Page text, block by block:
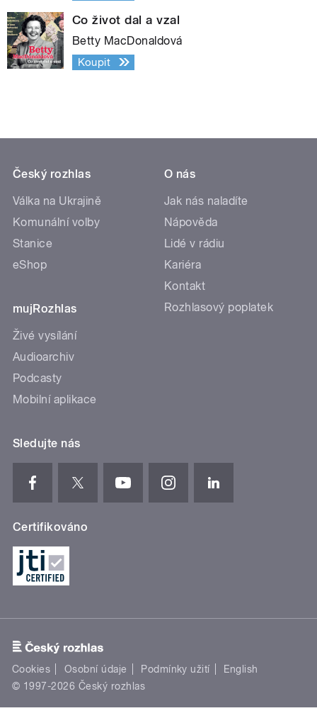
Co život dal a vzal
Betty MacDonaldová
Koupit
Český rozhlas
Válka na Ukrajině
Komunální volby
Stanice
eShop
mujRozhlas
Živé vysílání
Audioarchiv
Podcasty
Mobilní aplikace
O nás
Jak nás naladíte
Nápověda
Lidé v rádiu
Kariéra
Kontakt
Rozhlasový poplatek
Sledujte nás
Certifikováno
Cookies Osobní údaje Podmínky užití
English
© 1997-2026 Český rozhlas